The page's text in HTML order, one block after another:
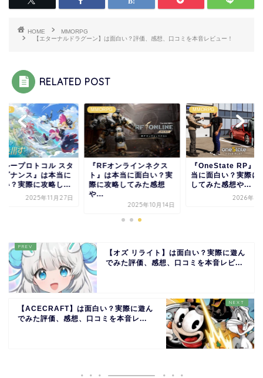
HOME
MMORPG
【エターナルドラグーン】は面白い？評価、感想、口コミを本音レビュー！
RELATED POST
ループロトコル スタ
ゾナンス』は本当に
い？実際に攻略し...
2025年11月27日
MMORPG
『RFオンラインネクス
ト』は本当に面白い？実
際に攻略してみた感想
や...
2025年10月14日
MMORPG
『OneState RP』
当に面白い？実際に
してみた感想や...
2026年5
【オズ リライト】は面白い？実際に遊ん
でみた評価、感想、口コミを本音レビ...
【ACECRAFT】は面白い？実際に遊ん
でみた評価、感想、口コミを本音レ...